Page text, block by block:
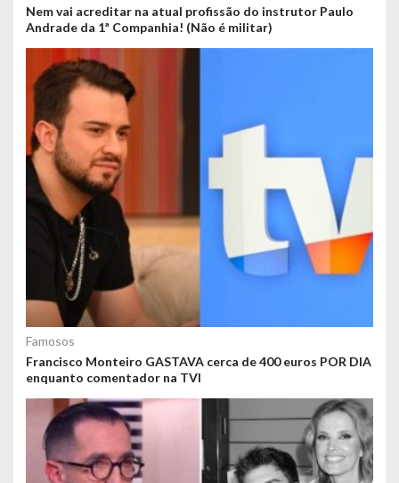
Nem vai acreditar na atual profissão do instrutor Paulo
Andrade da 1ª Companhia! (Não é militar)
Famosos
Francisco Monteiro GASTAVA cerca de 400 euros POR DIA
enquanto comentador na TVI